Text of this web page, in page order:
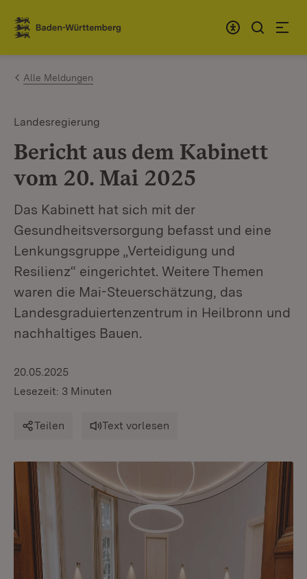
Zum Inhalt springen
Link zur Startseite
Alle Meldungen
Landesregierung
Bericht aus dem Kabinett
vom 20. Mai 2025
Das Kabinett hat sich mit der
Gesundheitsversorgung befasst und eine
Lenkungsgruppe „Verteidigung und
Resilienz“ eingerichtet. Weitere Themen
waren die Mai-Steuerschätzung, das
Landesgraduiertenzentrum in Heilbronn und
nachhaltiges Bauen.
20.05.2025
Lesezeit: 3 Minuten
Teilen Text vorlesen